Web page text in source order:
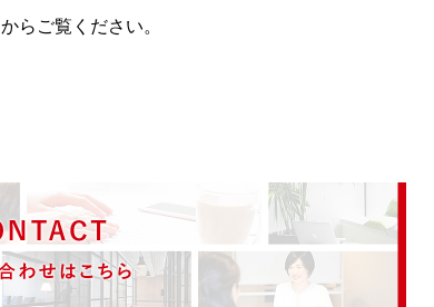
からご覧ください。